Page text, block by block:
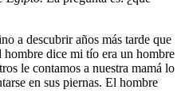
a descubrir años más tarde que
hombre dice mi tío era un hombre
le contamos a nuestra mamá lo
en sus piernas. El hombre